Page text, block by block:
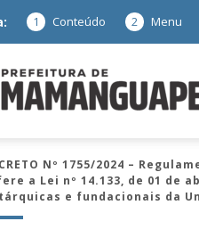
1 Conteúdo 2 Menu
Nº 1755/2024 –
a Lei nº 14.133, de 01 de
e fundacionais da